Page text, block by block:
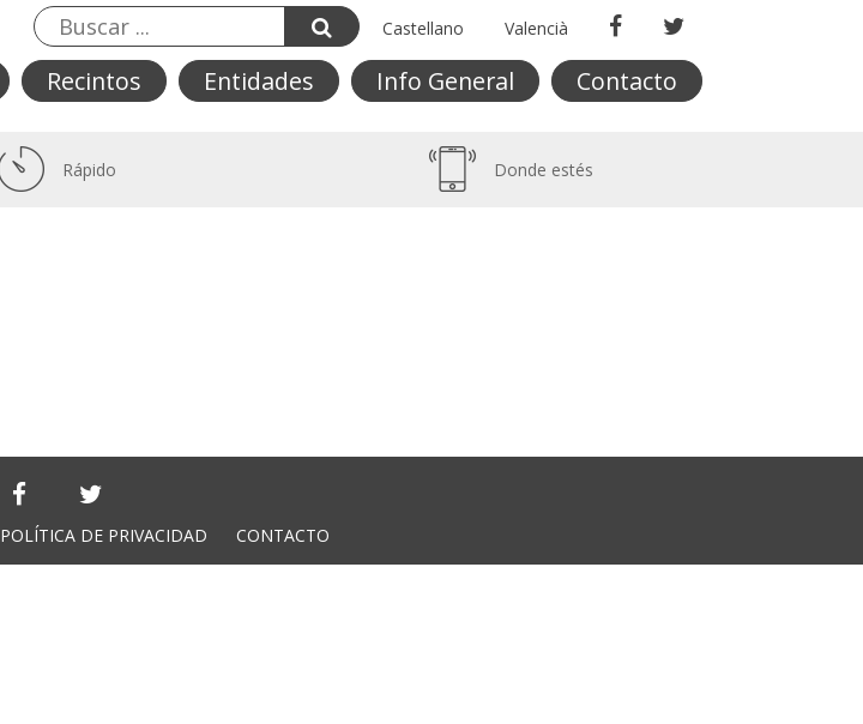
Castellano Valencià
Recintos Entidades Info General Contacto
Rápido Donde estés
POLÍTICA DE PRIVACIDAD CONTACTO